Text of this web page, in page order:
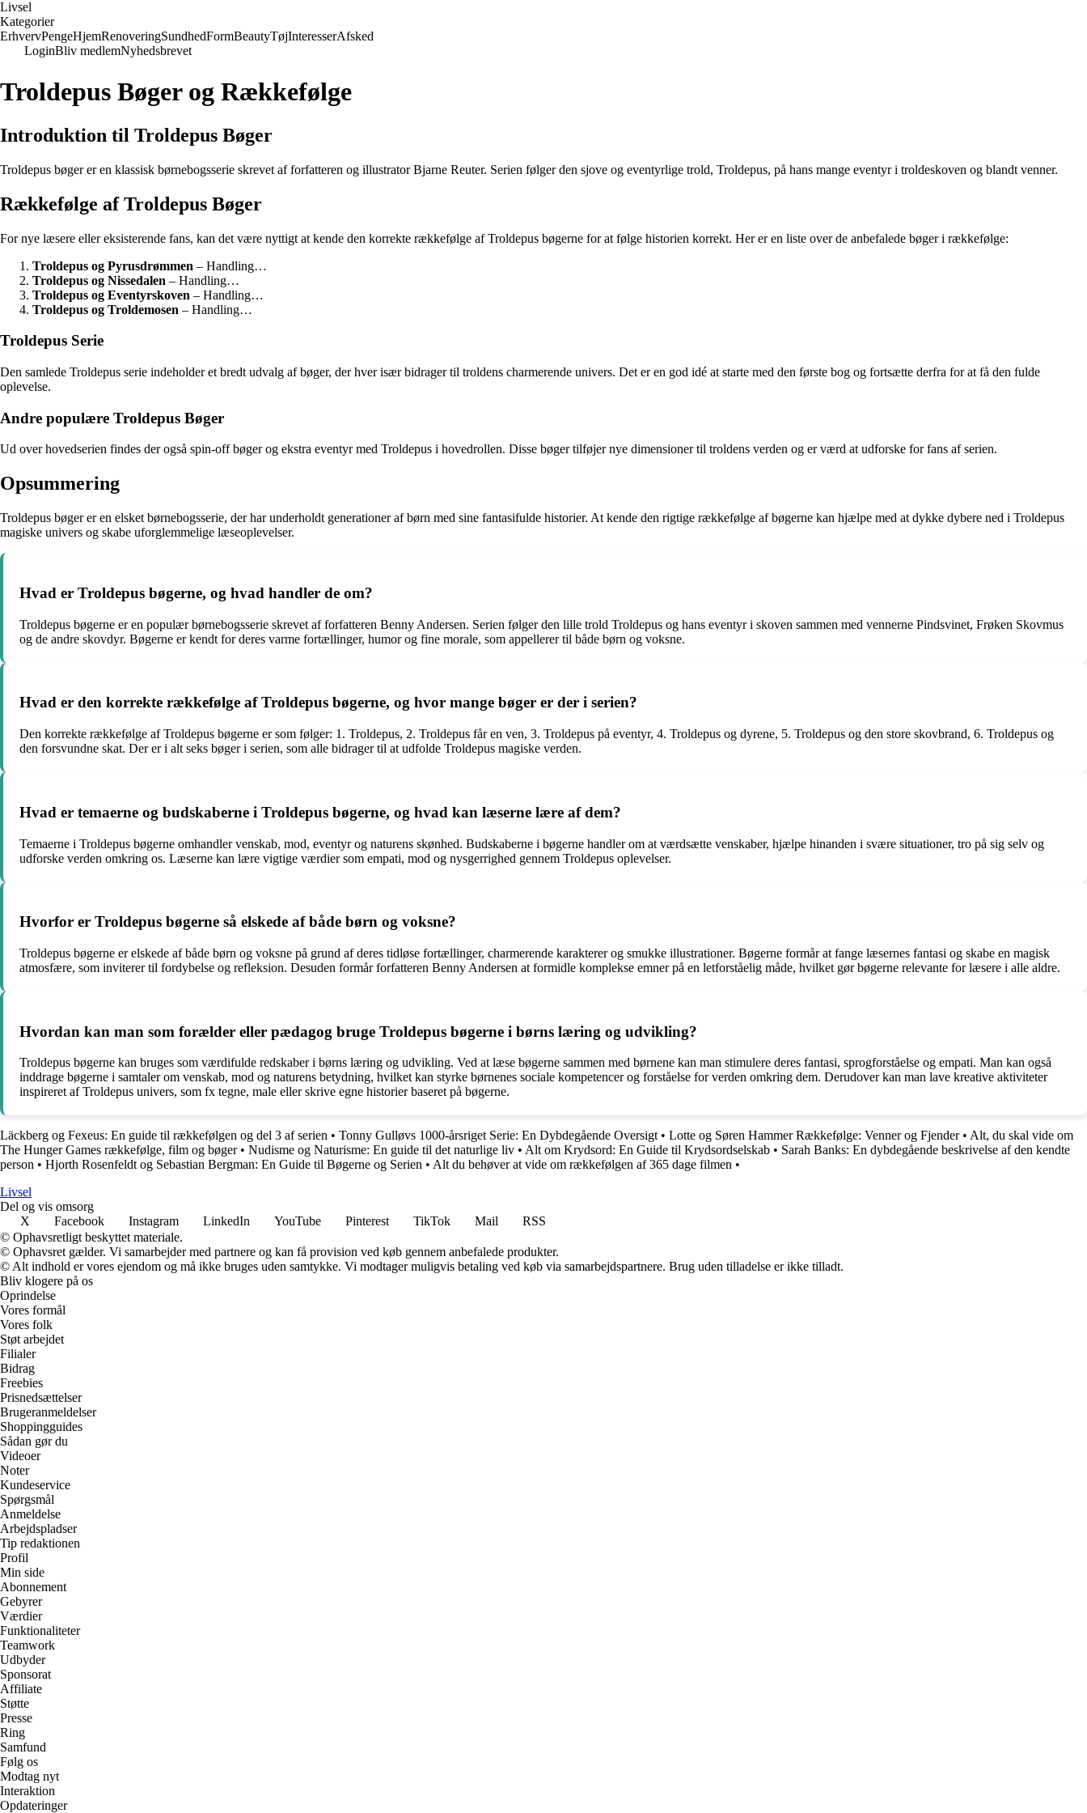
Livsel
Kategorier
ErhvervPengeHjemRenoveringSundhedFormBeautyTøjInteresserAfsked
LoginBliv medlemNyhedsbrevet
Troldepus Bøger og Rækkefølge
Introduktion til Troldepus Bøger
Troldepus bøger er en klassisk børnebogsserie skrevet af forfatteren og illustrator Bjarne Reuter. Serien følger den sjove og eventyrlige trold, Troldepus, på hans mange eventyr i troldeskoven og blandt venner.
Rækkefølge af Troldepus Bøger
For nye læsere eller eksisterende fans, kan det være nyttigt at kende den korrekte rækkefølge af Troldepus bøgerne for at følge historien korrekt. Her er en liste over de anbefalede bøger i rækkefølge:
Troldepus og Pyrusdrømmen – Handling…
Troldepus og Nissedalen – Handling…
Troldepus og Eventyrskoven – Handling…
Troldepus og Troldemosen – Handling…
Troldepus Serie
Den samlede Troldepus serie indeholder et bredt udvalg af bøger, der hver især bidrager til troldens charmerende univers. Det er en god idé at starte med den første bog og fortsætte derfra for at få den fulde
oplevelse.
Andre populære Troldepus Bøger
Ud over hovedserien findes der også spin-off bøger og ekstra eventyr med Troldepus i hovedrollen. Disse bøger tilføjer nye dimensioner til troldens verden og er værd at udforske for fans af serien.
Opsummering
Troldepus bøger er en elsket børnebogsserie, der har underholdt generationer af børn med sine fantasifulde historier. At kende den rigtige rækkefølge af bøgerne kan hjælpe med at dykke dybere ned i Troldepus
magiske univers og skabe uforglemmelige læseoplevelser.
Hvad er Troldepus bøgerne, og hvad handler de om?
Troldepus bøgerne er en populær børnebogsserie skrevet af forfatteren Benny Andersen. Serien følger den lille trold Troldepus og hans eventyr i skoven sammen med vennerne Pindsvinet, Frøken Skovmus
og de andre skovdyr. Bøgerne er kendt for deres varme fortællinger, humor og fine morale, som appellerer til både børn og voksne.
Hvad er den korrekte rækkefølge af Troldepus bøgerne, og hvor mange bøger er der i serien?
Den korrekte rækkefølge af Troldepus bøgerne er som følger: 1. Troldepus, 2. Troldepus får en ven, 3. Troldepus på eventyr, 4. Troldepus og dyrene, 5. Troldepus og den store skovbrand, 6. Troldepus og
den forsvundne skat. Der er i alt seks bøger i serien, som alle bidrager til at udfolde Troldepus magiske verden.
Hvad er temaerne og budskaberne i Troldepus bøgerne, og hvad kan læserne lære af dem?
Temaerne i Troldepus bøgerne omhandler venskab, mod, eventyr og naturens skønhed. Budskaberne i bøgerne handler om at værdsætte venskaber, hjælpe hinanden i svære situationer, tro på sig selv og
udforske verden omkring os. Læserne kan lære vigtige værdier som empati, mod og nysgerrighed gennem Troldepus oplevelser.
Hvorfor er Troldepus bøgerne så elskede af både børn og voksne?
Troldepus bøgerne er elskede af både børn og voksne på grund af deres tidløse fortællinger, charmerende karakterer og smukke illustrationer. Bøgerne formår at fange læsernes fantasi og skabe en magisk
atmosfære, som inviterer til fordybelse og refleksion. Desuden formår forfatteren Benny Andersen at formidle komplekse emner på en letforståelig måde, hvilket gør bøgerne relevante for læsere i alle aldre.
Hvordan kan man som forælder eller pædagog bruge Troldepus bøgerne i børns læring og udvikling?
Troldepus bøgerne kan bruges som værdifulde redskaber i børns læring og udvikling. Ved at læse bøgerne sammen med børnene kan man stimulere deres fantasi, sprogforståelse og empati. Man kan også
inddrage bøgerne i samtaler om venskab, mod og naturens betydning, hvilket kan styrke børnenes sociale kompetencer og forståelse for verden omkring dem. Derudover kan man lave kreative aktiviteter
inspireret af Troldepus univers, som fx tegne, male eller skrive egne historier baseret på bøgerne.
Läckberg og Fexeus: En guide til rækkefølgen og del 3 af serien • Tonny Gulløvs 1000-årsriget Serie: En Dybdegående Oversigt• Lotte og Søren Hammer Rækkefølge: Venner og Fjender• Alt, du skal vide om
The Hunger Games rækkefølge, film og bøger• Nudisme og Naturisme: En guide til det naturlige liv • Alt om Krydsord: En Guide til Krydsordselskab • Sarah Banks: En dybdegående beskrivelse af den kendte
person • Hjorth Rosenfeldt og Sebastian Bergman: En Guide til Bøgerne og Serien • Alt du behøver at vide om rækkefølgen af ​​365 dage filmen •
Livsel
Del og vis omsorg
X
Facebook Instagram LinkedIn YouTube Pinterest TikTok Mail
RSS
© Ophavsretligt beskyttet materiale.
© Ophavsret gælder. Vi samarbejder med partnere og kan få provision ved køb gennem anbefalede produkter.
© Alt indhold er vores ejendom og må ikke bruges uden samtykke. Vi modtager muligvis betaling ved køb via samarbejdspartnere. Brug uden tilladelse er ikke tilladt.
Bliv klogere på os
Oprindelse
Vores formål
Vores folk
Støt arbejdet
Filialer
Bidrag
Freebies
Prisnedsættelser
Brugeranmeldelser
Shoppingguides
Sådan gør du
Videoer
Noter
Kundeservice
Spørgsmål
Anmeldelse
Arbejdspladser
Tip redaktionen
Profil
Min side
Abonnement
Gebyrer
Værdier
Funktionaliteter
Teamwork
Udbyder
Sponsorat
Affiliate
Støtte
Presse
Ring
Samfund
Følg os
Modtag nyt
Interaktion
Opdateringer